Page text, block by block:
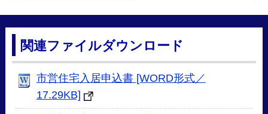
関連ファイルダウンロード
市営住宅入居申込書 [WORD形式／
17.29KB]